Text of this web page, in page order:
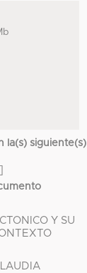
la(s) siguiente(s)
Y SU